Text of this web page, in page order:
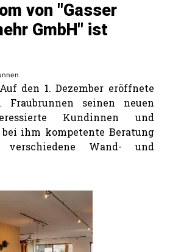
von "Gasser
GmbH" ist
den 1. Dezember eröffnete
Fraubrunnen seinen neuen
Kundinnen und
ihm kompetente Beratung
Wand- und